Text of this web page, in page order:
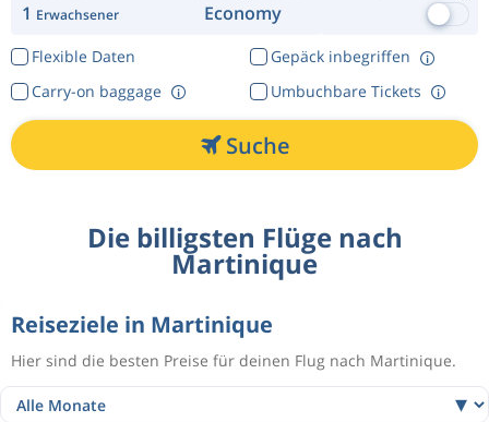
1 Erwachsener Economy
Flexible Daten
Gepäck inbegriffen
Umbuchbare Tickets
Carry-on baggage
Suche
Die billigsten Flüge nach
Martinique
Reiseziele in Martinique
Hier sind die besten Preise für deinen Flug nach Martinique.